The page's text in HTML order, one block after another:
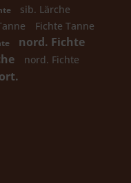
sib. Lärche
Fichte Tanne
nord. Fichte
nord. Fichte